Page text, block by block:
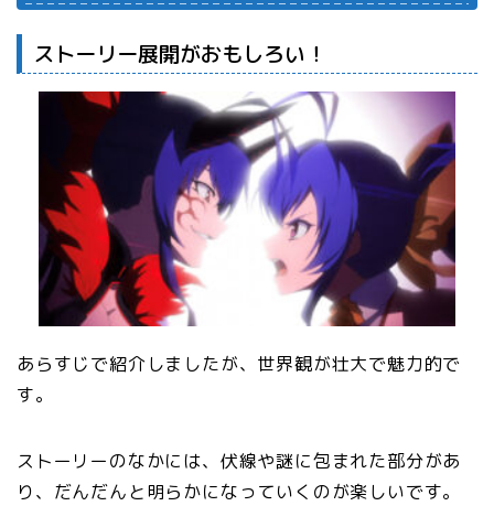
ストーリー展開がおもしろい！
あらすじで紹介しましたが、世界観が壮大で魅力的で
す。
ストーリーのなかには、伏線や謎に包まれた部分があ
り、だんだんと明らかになっていくのが楽しいです。